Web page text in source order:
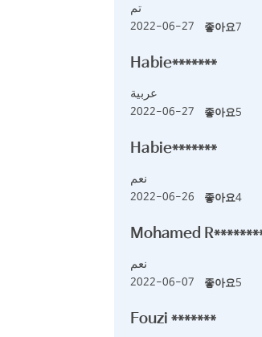
تم
2022-06-27 좋아요7
Habie*******
عربية
2022-06-27 좋아요5
Habie*******
نعم
2022-06-26 좋아요4
Mohamed
نعم
2022-06-07 좋아요5
Fouzi *******